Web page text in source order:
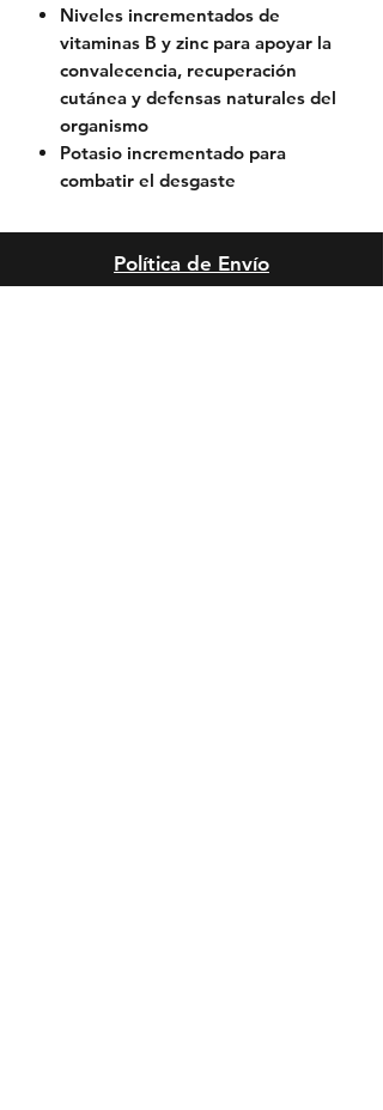
Niveles incrementados de
vitaminas B y zinc para apoyar la
convalecencia, recuperación
cutánea y defensas naturales del
organismo
Potasio incrementado para
combatir el desgaste
Política de Envío